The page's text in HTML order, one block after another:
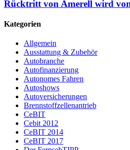
Rücktritt von Amerell wird
Kategorien
Allgemein
Ausstattung & Zubehör
Autobranche
Autofinanzierung
Autonomes Fahren
Autoshows
Autoversicherungen
Brennstoffzellenantrieb
CeBIT
Cebit 2012
CeBIT 2014
CeBIT 2017